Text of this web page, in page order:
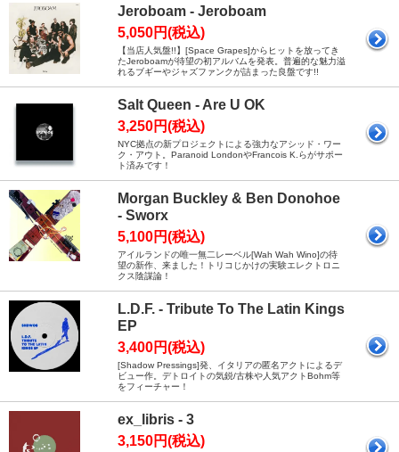
Jeroboam - Jeroboam
5,050円(税込)
【当店人気盤!!】[Space Grapes]からヒットを放ってき
たJeroboamが待望の初アルバムを発表。普遍的な魅力溢
れるブギーやジャズファンクが詰まった良盤です!!
Salt Queen - Are U OK
3,250円(税込)
NYC拠点の新プロジェクトによる強力なアシッド・ワー
ク・アウト。Paranoid LondonやFrancois K.らがサポー
ト済みです！
Morgan Buckley & Ben Donohoe
- Sworx
5,100円(税込)
アイルランドの唯一無二レーベル[Wah Wah Wino]の待
望の新作、来ました！トリコじかけの実験エレクトロニ
クス陰謀論！
L.D.F. - Tribute To The Latin Kings
EP
3,400円(税込)
[Shadow Pressings]発、イタリアの匿名アクトによるデ
ビュー作。デトロイトの気鋭/古株や人気アクトBohm等
をフィーチャー！
ex_libris - 3
3,150円(税込)